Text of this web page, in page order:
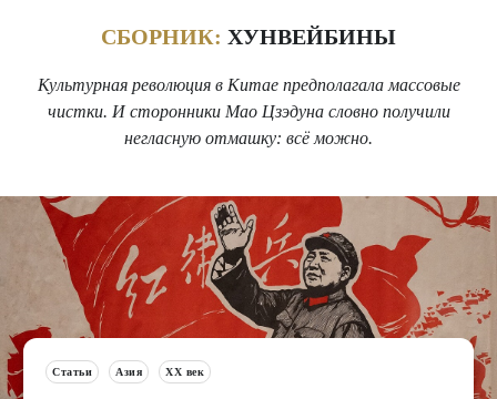
СБОРНИК: ХУНВЕЙБИНЫ
Культурная революция в Китае предполагала массовые
чистки. И сторонники Мао Цзэдуна словно получили
негласную отмашку: всё можно.
Статьи Азия XX век